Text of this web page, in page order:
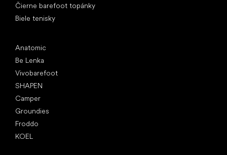
Čierne barefoot topánky
Biele tenisky
Anatomic
Be Lenka
Vivobarefoot
SHAPEN
Camper
Groundies
Froddo
KOEL